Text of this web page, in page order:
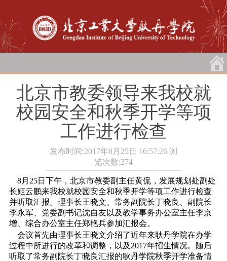
北京市教委领导来我校就
校园安全和秋季开学等项
工作进行检查
发布时间:2017年8月25日 16:57:26 浏
览次数:274
8月25日下午，北京市教委副主任黄侃，发展规划处副处
长姬云鹏来我校就校园安全和秋季开学等项工作进行检查
并听取汇报。理事长王晓文、常务副院长丁晓良、副院长
李永军、党委副书记沈自友以及教学事务办公室主任李京
增、综合办公室主任郑艳兵参加汇报会。
会议首先由理事长王晓文介绍了近年来耿丹学院在办学
过程中所进行的改革和调整，以及2017年招生情况。随后
听取了常务副院长丁晓良汇报的耿丹学院秋季开学准备情